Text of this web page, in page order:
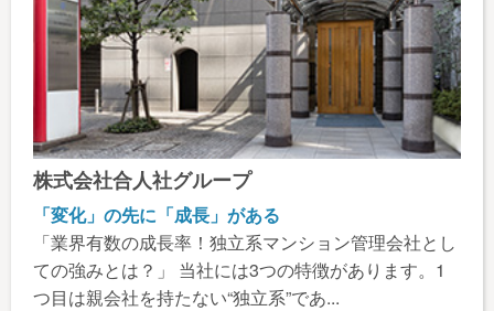
株式会社合人社グループ
「変化」の先に「成長」がある
「業界有数の成長率！独立系マンション管理会社とし
ての強みとは？」 当社には3つの特徴があります。1
つ目は親会社を持たない“独立系”であ...